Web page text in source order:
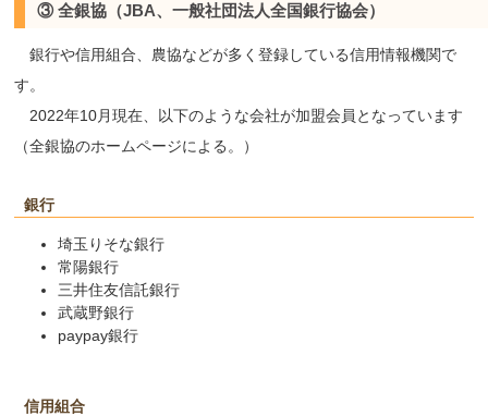
③ 全銀協（JBA、一般社団法人全国銀行協会）
銀行や信用組合、農協などが多く登録している信用情報機関で
す。
2022年10月現在、以下のような会社が加盟会員となっています
（全銀協のホームページによる。）
銀行
埼玉りそな銀行
常陽銀行
三井住友信託銀行
武蔵野銀行
paypay銀行
信用組合